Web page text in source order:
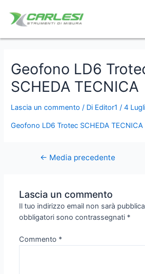
Geofono LD6
SCHEDA TECNICA
Lascia un commento / Di Editor1 /4
Geofono LD6 Trotec SCHEDA TECNICA
← Media precedente
Lascia un commento
Il tuo indirizzo email non sarà
obbligatori sono contrassegnati *
Commento *